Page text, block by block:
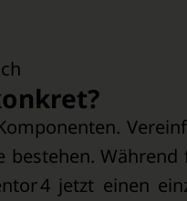
4 jetzt einen